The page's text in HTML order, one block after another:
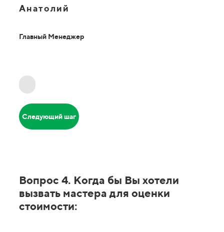
Анатолий
Главный Менеджер
Следующий шаг
Вопрос 4. Когда бы Вы хотели
вызвать мастера для оценки
стоимости: